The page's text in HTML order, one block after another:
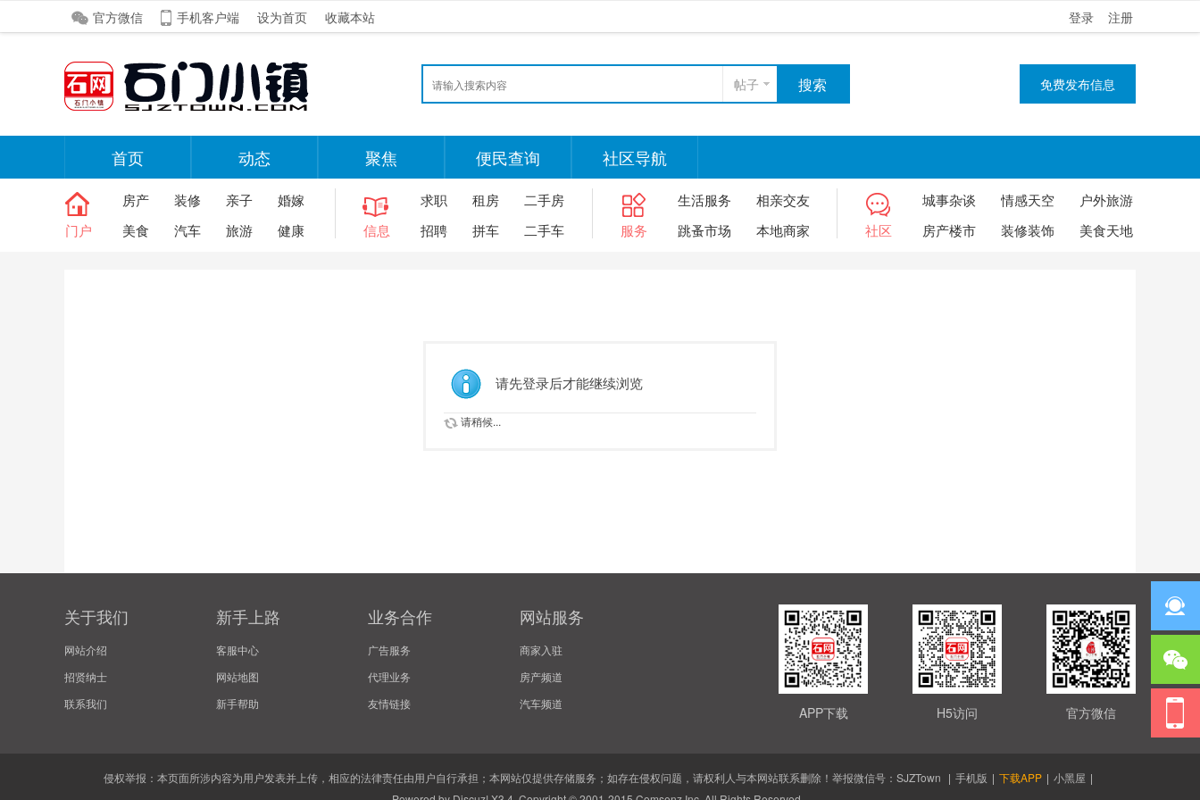
官方微信 手机客户端 设为首页 收藏本站 登录 注册
帖子 搜索 免费发布信息
首页 动态 聚焦 便民查询 社区导航
门户
房产 装修 亲子
婚嫁
美食
汽车 旅游 健康 信息
求职 租房
二手房
招聘
拼车 二手车 服务
生活服务
相亲交友
跳蚤市场
本地商家 社区
城事杂谈 情感天空
户外旅游
房产楼市
装修装饰 美食天地
请先登录后才能继续浏览
请稍候...
关于我们
网站介绍
招贤纳士
联系我们
新手上路
客服中心
网站地图
新手帮助
业务合作
广告服务
代理业务
友情链接
网站服务
商家入驻
房产频道
汽车频道
官方微信
H5访问
APP下载
侵权举报：本页面所涉内容为用户发表并上传，相应的法律责任由用户自行承担；本网站仅提供存储服务；如存在侵权问题，请权利人与本网站联系删除！举报微信号：SJZTown | 手机版 | 下载APP | 小黑屋 |